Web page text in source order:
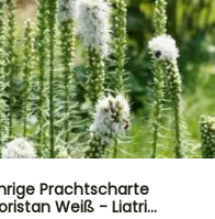
Prachtscharte
Weiß - Liatri…